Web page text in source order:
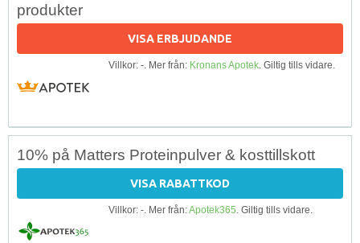
produkter
VISA ERBJUDANDE
Villkor: -. Mer från: Kronans Apotek. Giltig tills vidare.
10% på Matters Proteinpulver & kosttillskott
VISA RABATTKOD
Villkor: -. Mer från:Apotek365. Giltig tills vidare.